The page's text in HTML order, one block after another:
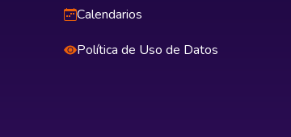
Calendarios
Política de Uso de Datos